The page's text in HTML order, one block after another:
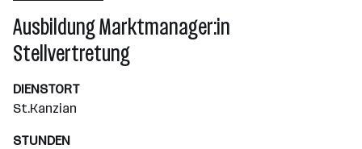
Wiener Neudorf
Ausbildung Marktmanager:in
Stellvertretung
DIENSTORT
St.Kanzian
STUNDEN